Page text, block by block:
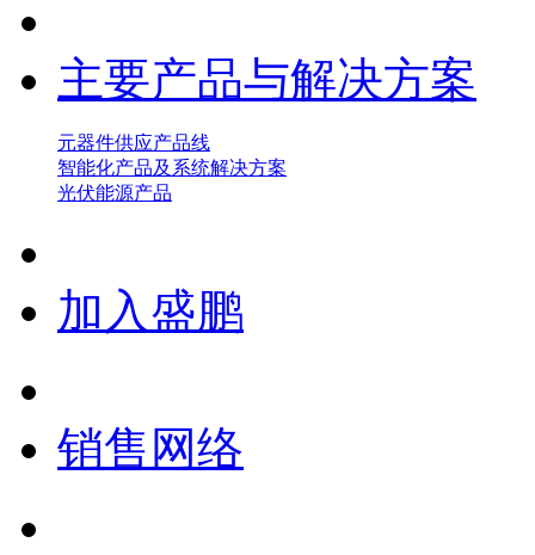
主要产品与解决方案
元器件供应产品线
智能化产品及系统解决方案
光伏能源产品
加入盛鹏
销售网络